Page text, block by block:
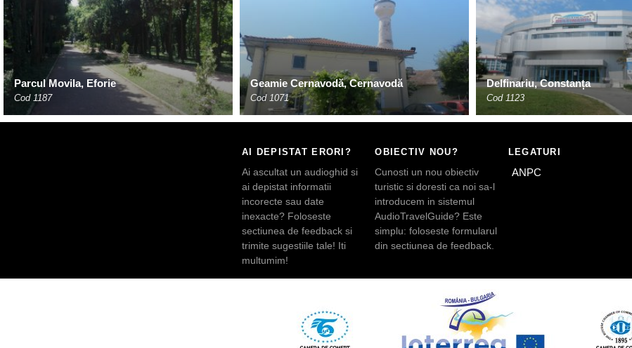
Parcul Movila, Eforie
Cod 1187
Geamie Cernavodă, Cernavodă
Cod 1071
Delfinariu, Constanța
Cod 1123
AI DEPISTAT ERORI?
Ai ascultat un audioghid si
ai depistat informatii
incorecte sau date
inexacte? Foloseste
sectiunea de feedback si
trimite sugestiile tale! Iti
multumim!
OBIECTIV NOU?
Cunosti un nou obiectiv
turistic si doresti ca noi sa-l
introducem in sistemul
AudioTravelGuide? Este
simplu: foloseste formularul
din sectiunea de feedback.
LEGATURI
ANPC